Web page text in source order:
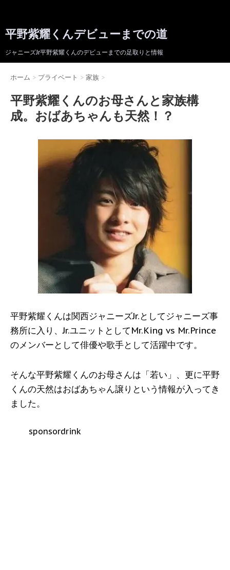
平野紫耀くんデビューまでの道
ジャニーズJr平野紫耀くんのデビューまでの足取りと情報
ホーム > プライベート > 家族 >
平野紫耀くんのお母さんと家族構
成。おばあちゃんも天然！？
平野紫耀くんは関西ジャニーズJr.としてジャニーズ事
務所に入り、Jr.ユニットとしてMr.King vs Mr.Prince
のメンバーとして俳優や歌手として活躍中です。
そんな平野紫耀くんのお母さんは「若い」、更に平野
くんの天然はおばあちゃん譲りという情報が入ってき
ました。
sponsordrink